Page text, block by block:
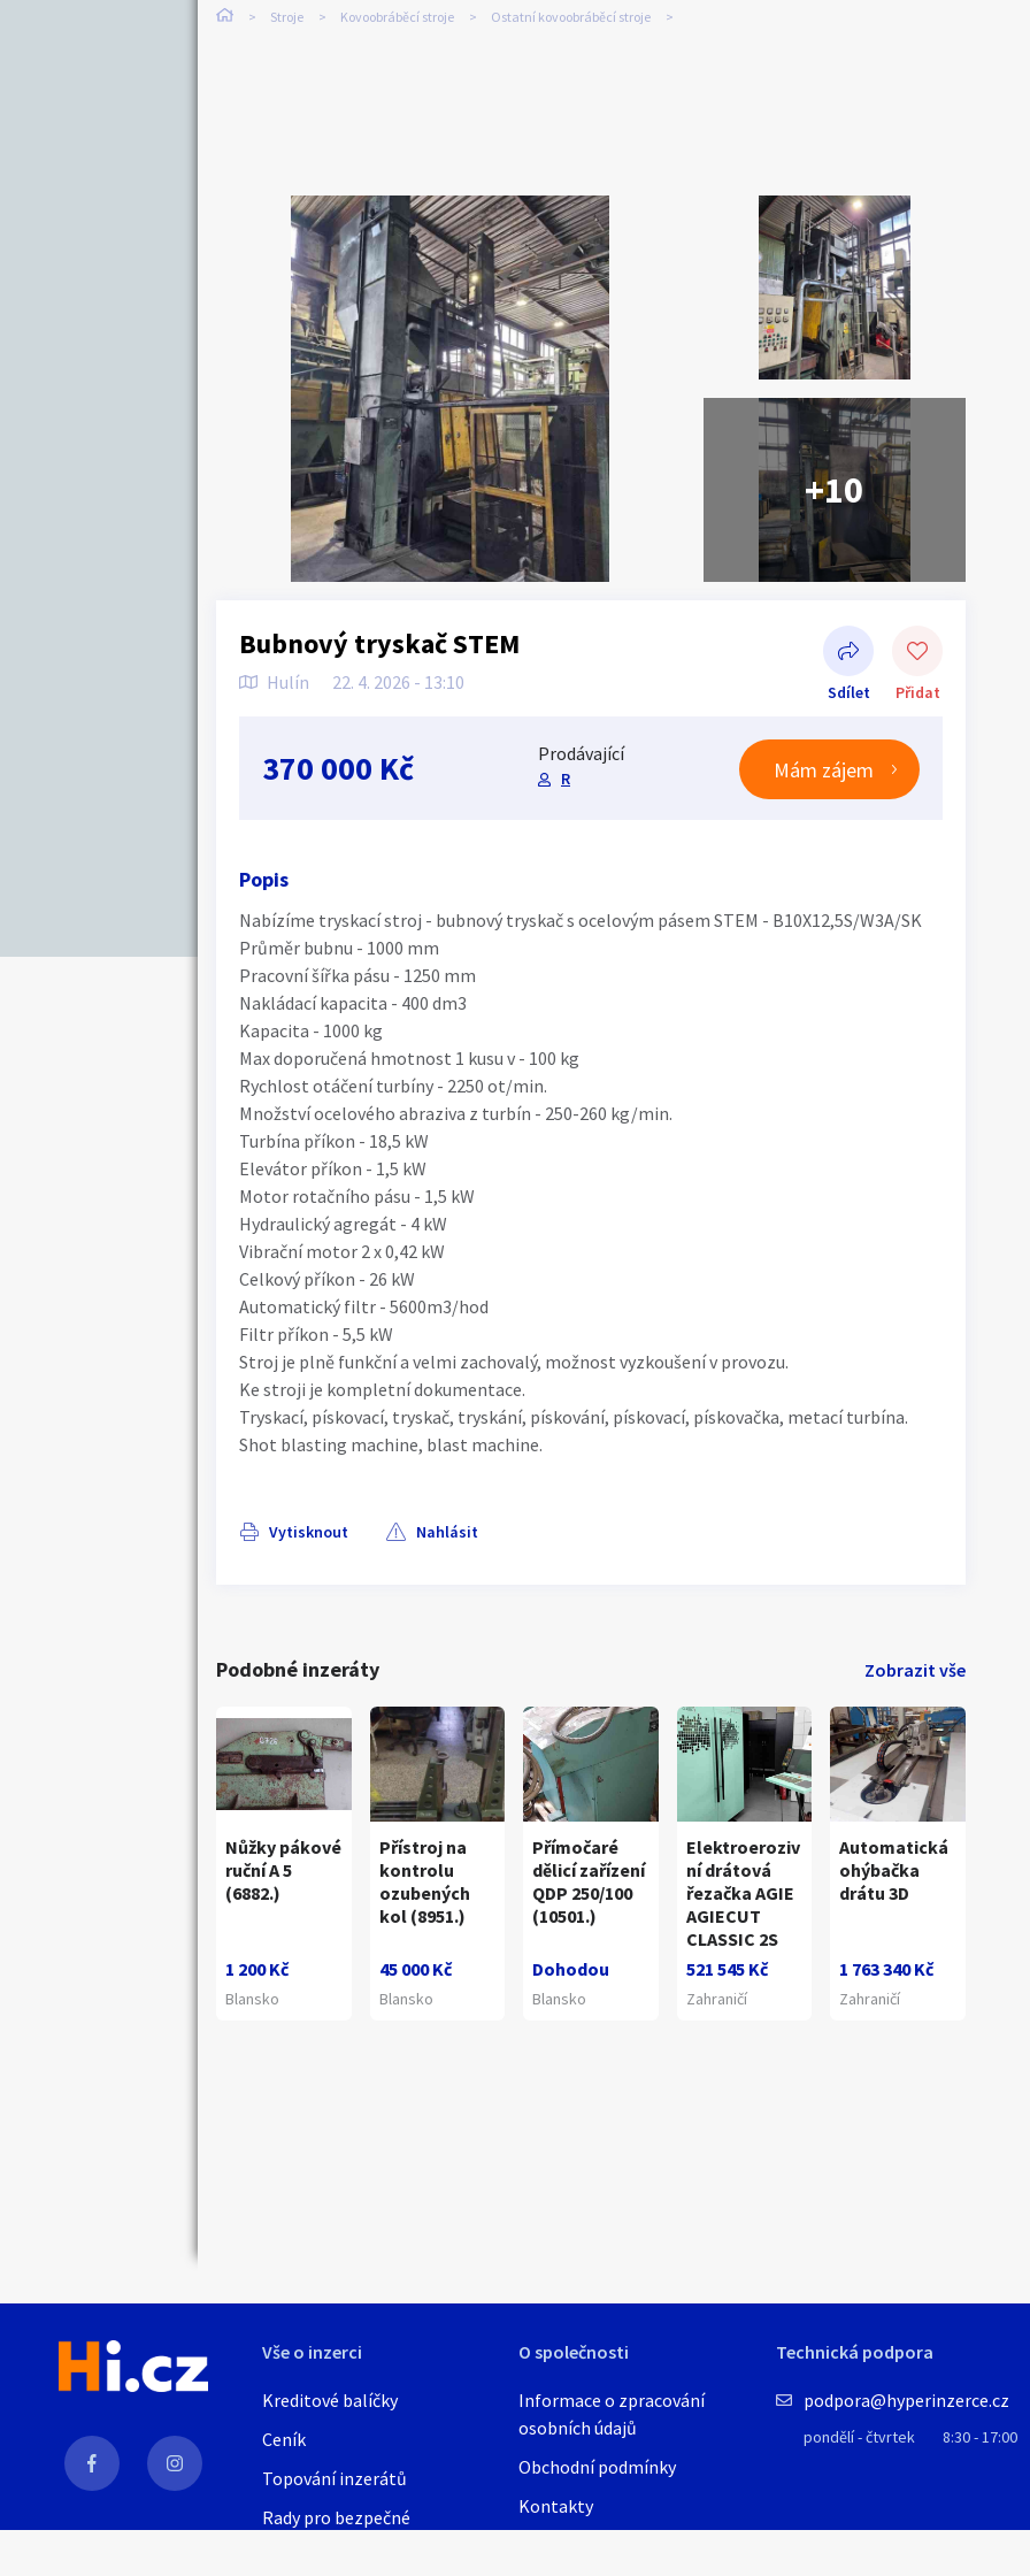
Stroje Kovoobráběcí stroje Ostatní kovoobráběcí stroje
+10
Náhledy 1/13
Bubnový tryskač STEM
Hulín 22. 4. 2026 - 13:10 Sdílet Přidat
Sdílet na Facebooku
370 000 Kč Prodávající
R Mám zájem
Popis
Nabízíme tryskací stroj - bubnový tryskač s ocelovým pásem STEM - B10X12,5S/W3A/SK
Průměr bubnu - 1000 mm
Pracovní šířka pásu - 1250 mm
Nakládací kapacita - 400 dm3
Kapacita - 1000 kg
Max doporučená hmotnost 1 kusu v - 100 kg
Rychlost otáčení turbíny - 2250 ot/min.
Množství ocelového abraziva z turbín - 250-260 kg/min.
Turbína příkon - 18,5 kW
Elevátor příkon - 1,5 kW
Motor rotačního pásu - 1,5 kW
Hydraulický agregát - 4 kW
Vibrační motor 2 x 0,42 kW
Celkový příkon - 26 kW
Automatický filtr - 5600m3/hod
Filtr příkon - 5,5 kW
Stroj je plně funkční a velmi zachovalý, možnost vyzkoušení v provozu.
Ke stroji je kompletní dokumentace.
Tryskací, pískovací, tryskač, tryskání, pískování, pískovací, pískovačka, metací turbína.
Shot blasting machine, blast machine.
Vytisknout Nahlásit
Podobné inzeráty Zobrazit vše
Nůžky pákové
ruční A 5
(6882.)
1 200 Kč
Blansko
Přístroj na
kontrolu
ozubených
kol (8951.)
45 000 Kč
Blansko
Přímočaré
dělicí zařízení
QDP 250/100
(10501.)
Dohodou
Blansko
Elektroeroziv
ní drátová
řezačka AGIE
AGIECUT
CLASSIC 2S
521 545 Kč
Zahraničí
Automatická
ohýbačka
drátu 3D
1 763 340 Kč
Zahraničí
Vše o inzerci
Kreditové balíčky
Ceník
Topování inzerátů
Rady pro bezpečné
O společnosti
Informace o zpracování
osobních údajů
Obchodní podmínky
Kontakty
Technická podpora
podpora@hyperinzerce.cz
pondělí - čtvrtek 8:30 - 17:00